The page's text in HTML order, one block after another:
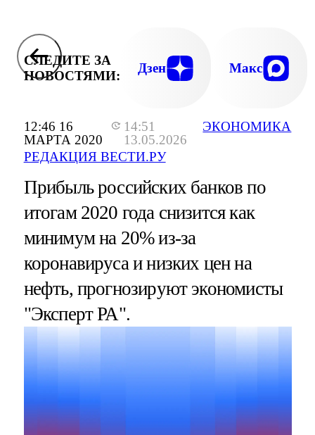
12:46 16
МАРТА 2020
14:51
13.05.2026
РЕДАКЦИЯ ВЕСТИ.РУ
ЭКОНОМИКА
СЛЕДИТЕ ЗА
НОВОСТЯМИ:
Дзен Макс
Прибыль российских банков по
итогам 2020 года снизится как
минимум на 20% из-за
коронавируса и низких цен на
нефть, прогнозируют экономисты
"Эксперт РА".